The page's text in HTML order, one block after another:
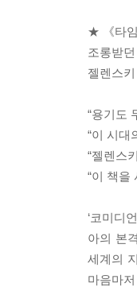
★ 《타
조롱받
젤렌스
“용기도
“이 시대
“젤렌스
“이 책을
‘코미디
아의 본
세계의
마음마